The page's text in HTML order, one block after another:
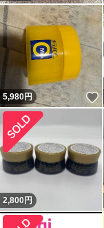
5,980円
2,800円